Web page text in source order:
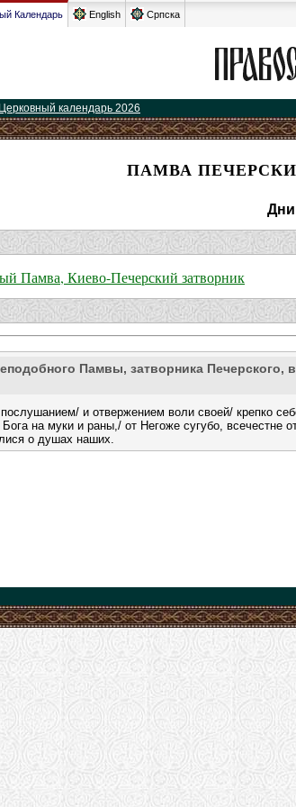
Календарь English Српска
календарь 2026
ПАМВА
Памва, Киево-Печерский затворник
Памвы, затворника Печерского,
и отвержением воли своей/ крепко
на муки и раны,/ от Негоже сугубо, всечестне
о душах наших.